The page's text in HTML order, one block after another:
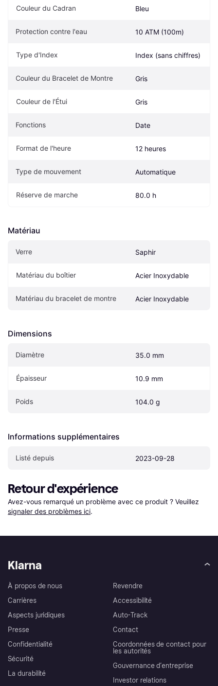
Couleur du Cadran Bleu
Protection contre l'eau 10 ATM (100m)
Type d'Index Index (sans chiffres)
Couleur du Bracelet de Montre Gris
Couleur de l'Étui Gris
Fonctions Date
Format de l'heure 12 heures
Type de mouvement Automatique
Réserve de marche 80.0 h
Matériau
Verre Saphir
Matériau du boîtier Acier Inoxydable
Matériau du bracelet de montre Acier Inoxydable
Dimensions
Diamètre 35.0 mm
Épaisseur 10.9 mm
Poids 104.0 g
Informations supplémentaires
Listé depuis 2023-09-28
Retour d'expérience
Avez-vous remarqué un problème avec ce produit ? Veuillez
signaler des problèmes ici.
Klarna
À propos de nous
Carrières
Aspects juridiques
Presse
Confidentialité
Sécurité
La durabilité
Revendre
Accessibilité
Auto-Track
Contact
Coordonnées de contact pour
les autorités
Gouvernance d’entreprise
Investor relations